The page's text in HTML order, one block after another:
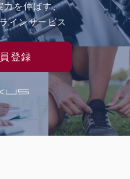
力を伸ばす、
インサービス
登録